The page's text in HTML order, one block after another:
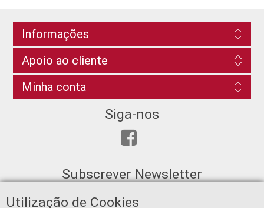
Utilização de Cookies
Informações
Apoio ao cliente
Minha conta
Siga-nos
Subscrever Newsletter